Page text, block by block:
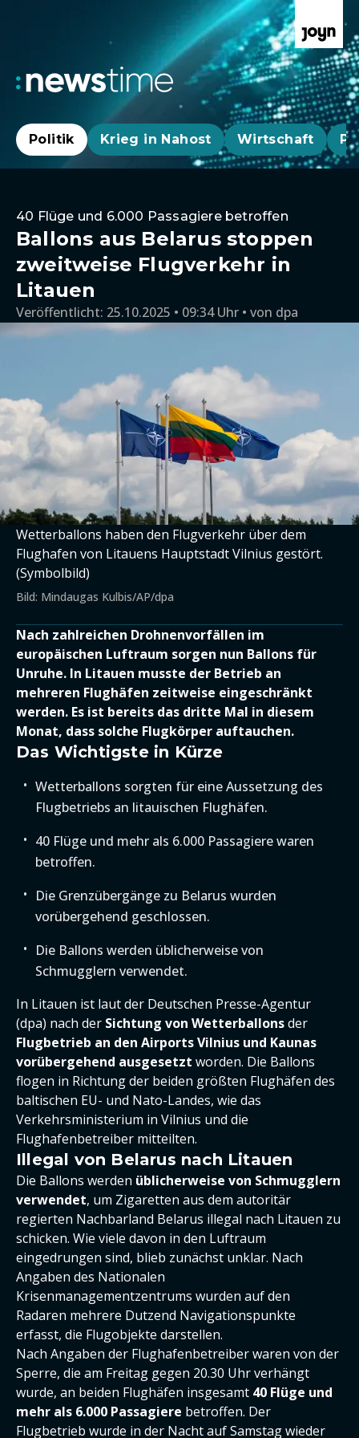
Politik Krieg in Nahost Wirtschaft
40 Flüge und 6.000 Passagiere betroffen
Ballons aus Belarus stoppen
zweitweise Flugverkehr in
Litauen
Veröffentlicht: 25.10.2025 • 09:34 Uhr von dpa
Wetterballons haben den Flugverkehr über dem
Flughafen von Litauens Hauptstadt Vilnius gestört.
(Symbolbild)
Bild: Mindaugas Kulbis/AP/dpa
Nach zahlreichen Drohnenvorfällen im
europäischen Luftraum sorgen nun Ballons für
Unruhe. In Litauen musste der Betrieb an
mehreren Flughäfen zeitweise eingeschränkt
werden. Es ist bereits das dritte Mal in diesem
Monat, dass solche Flugkörper auftauchen.
Das Wichtigste in Kürze
Wetterballons sorgten für eine Aussetzung des
Flugbetriebs an litauischen Flughäfen.
40 Flüge und mehr als 6.000 Passagiere waren
betroffen.
Die Grenzübergänge zu Belarus wurden
vorübergehend geschlossen.
Die Ballons werden üblicherweise von
Schmugglern verwendet.
In Litauen ist laut der Deutschen Presse-Agentur
(dpa) nach der Sichtung von Wetterballonsder
Flugbetrieb an den Airports Vilnius und Kaunas
vorübergehend ausgesetzt worden. Die Ballons
flogen in Richtung der beiden größten Flughäfen des
baltischen EU- und Nato-Landes, wie das
Verkehrsministerium in Vilnius und die
Flughafenbetreiber mitteilten.
Illegal von Belarus nach Litauen
Die Ballons werden üblicherweise von Schmugglern
verwendet, um Zigaretten aus dem autoritär
regierten Nachbarland Belarus illegal nach Litauen zu
schicken. Wie viele davon in den Luftraum
eingedrungen sind, blieb zunächst unklar. Nach
Angaben des Nationalen
Krisenmanagementzentrums wurden auf den
Radaren mehrere Dutzend Navigationspunkte
erfasst, die Flugobjekte darstellen.
Nach Angaben der Flughafenbetreiber waren von der
Sperre, die am Freitag gegen 20.30 Uhr verhängt
wurde, an beiden Flughäfen insgesamt 40 Flüge und
mehr als 6.000 Passagiere betroffen. Der
Flugbetrieb wurde in der Nacht auf Samstag wieder